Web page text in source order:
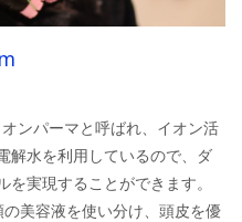
ンパーマと呼ばれ、イオン活
解水を利用しているので、ダ
実現することができます。
美容液を使い分け、頭皮を優